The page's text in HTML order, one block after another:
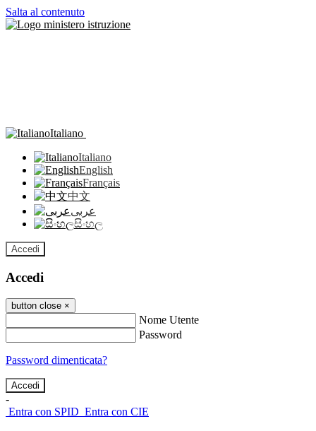
Salta al contenuto
Italiano
Italiano
English
Français
中文
عربى
සිංහල
Accedi
Accedi
button close ×
Nome Utente
Password
Password dimenticata?
-
Entra con SPID Entra con CIE